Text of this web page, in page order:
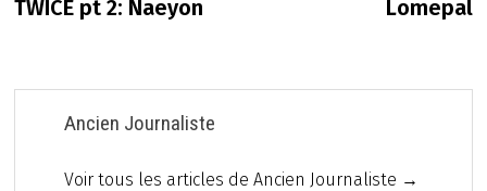
de
TWICE pt 2: Naeyon Lomepal
Ancien Journaliste
Voir tous les articles de Ancien Journaliste →